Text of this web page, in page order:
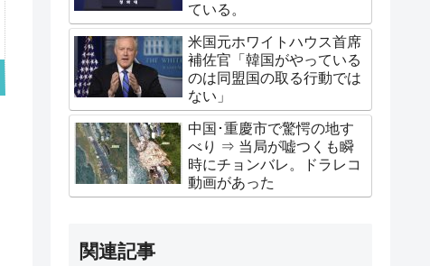
ている。
米国元ホワイトハウス首席
補佐官「韓国がやっている
のは同盟国の取る行動では
ない」
中国･重慶市で驚愕の地す
べり ⇒ 当局が嘘つくも瞬
時にチョンバレ。ドラレコ
動画があった
関連記事